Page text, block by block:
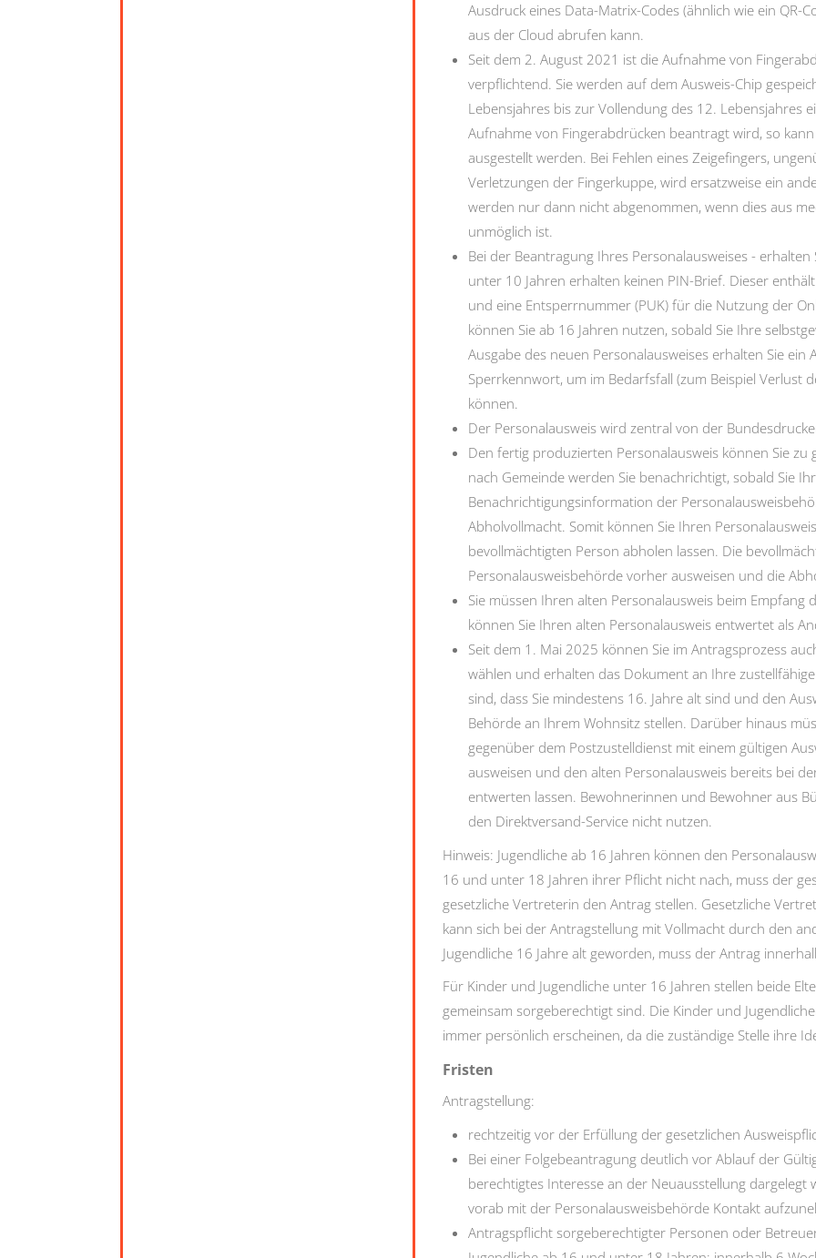
Ausdruck eines Data-Matrix-Codes (ähnlich wie ein QR-
aus der Cloud abrufen kann.
Seit dem 2. August 2021 ist die Aufnahme von
verpflichtend. Sie werden auf dem Ausweis-Chip
Lebensjahres bis zur Vollendung des 12. Lebensjahres
Aufnahme von Fingerabdrücken beantragt wird, so
ausgestellt werden. Bei Fehlen eines Zeigefingers,
Verletzungen der Fingerkuppe, wird ersatzweise ein
werden nur dann nicht abgenommen, wenn dies aus
unmöglich ist.
Bei der Beantragung Ihres Personalausweises - erhalten
unter 10 Jahren erhalten keinen PIN-Brief. Dieser enthält
und eine Entsperrnummer (PUK) für die Nutzung der
können Sie ab 16 Jahren nutzen, sobald Sie Ihre
Ausgabe des neuen Personalausweises erhalten Sie ein
Sperrkennwort, um im Bedarfsfall (zum Beispiel Verlust
können.
Der Personalausweis wird zentral von der
Den fertig produzierten Personalausweis können Sie zu
nach Gemeinde werden Sie benachrichtigt, sobald Sie
Benachrichtigungsinformation der
Abholvollmacht. Somit können Sie Ihren
bevollmächtigten Person abholen lassen. Die
Personalausweisbehörde vorher ausweisen und die
Sie müssen Ihren alten Personalausweis beim Empfang
können Sie Ihren alten Personalausweis entwertet als
Seit dem 1. Mai 2025 können Sie im Antragsprozess
wählen und erhalten das Dokument an Ihre zustellfähige
sind, dass Sie mindestens 16. Jahre alt sind und den
Behörde an Ihrem Wohnsitz stellen. Darüber hinaus
gegenüber dem Postzustelldienst mit einem gültigen
ausweisen und den alten Personalausweis bereits bei
entwerten lassen. Bewohnerinnen und Bewohner aus
den Direktversand-Service nicht nutzen.
Hinweis: Jugendliche ab 16 Jahren können den
16 und unter 18 Jahren ihrer Pflicht nicht nach, muss der
gesetzliche Vertreterin den Antrag stellen. Gesetzliche
kann sich bei der Antragstellung mit Vollmacht durch den
Jugendliche 16 Jahre alt geworden, muss der Antrag
Für Kinder und Jugendliche unter 16 Jahren stellen beide
gemeinsam sorgeberechtigt sind. Die Kinder und
immer persönlich erscheinen, da die zuständige Stelle ihre
Fristen
Antragstellung:
rechtzeitig vor der Erfüllung der gesetzlichen
Bei einer Folgebeantragung deutlich vor Ablauf der
berechtigtes Interesse an der Neuausstellung dargelegt
vorab mit der Personalausweisbehörde Kontakt
Antragspflicht sorgeberechtigter Personen oder